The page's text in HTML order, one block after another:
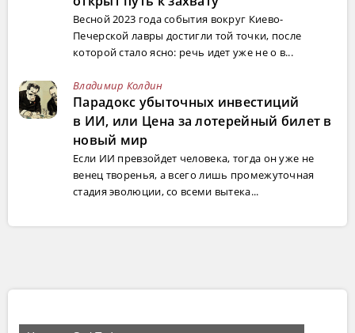
Весной 2023 года события вокруг Киево-
Печерской лавры достигли той точки, после
которой стало ясно: речь идет уже не о в...
Владимир Колдин
Парадокс убыточных инвестиций
в ИИ, или Цена за лотерейный билет в
новый мир
Если ИИ превзойдет человека, тогда он уже не
венец творенья, а всего лишь промежуточная
стадия эволюции, со всеми вытека...